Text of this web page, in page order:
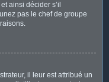
ainsi décider s’il
pas le chef de groupe
il leur est attribué un